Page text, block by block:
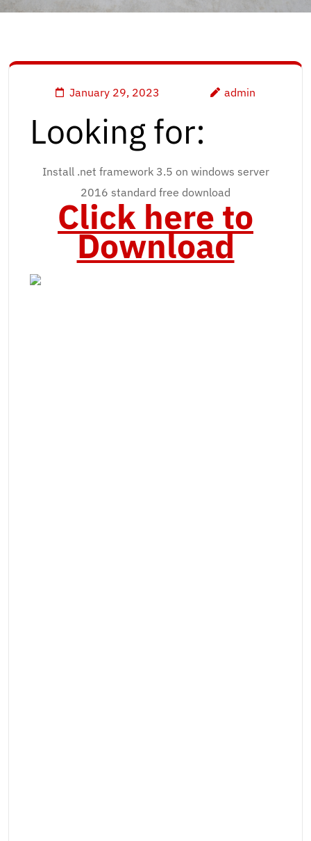
January 29, 2023 admin
Looking for:
Install .net framework 3.5 on windows server
2016 standard free download
Click here to
Download